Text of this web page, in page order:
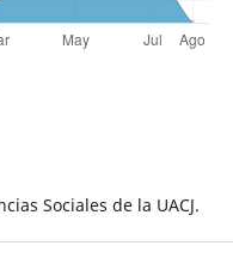
Sociales de la UACJ.